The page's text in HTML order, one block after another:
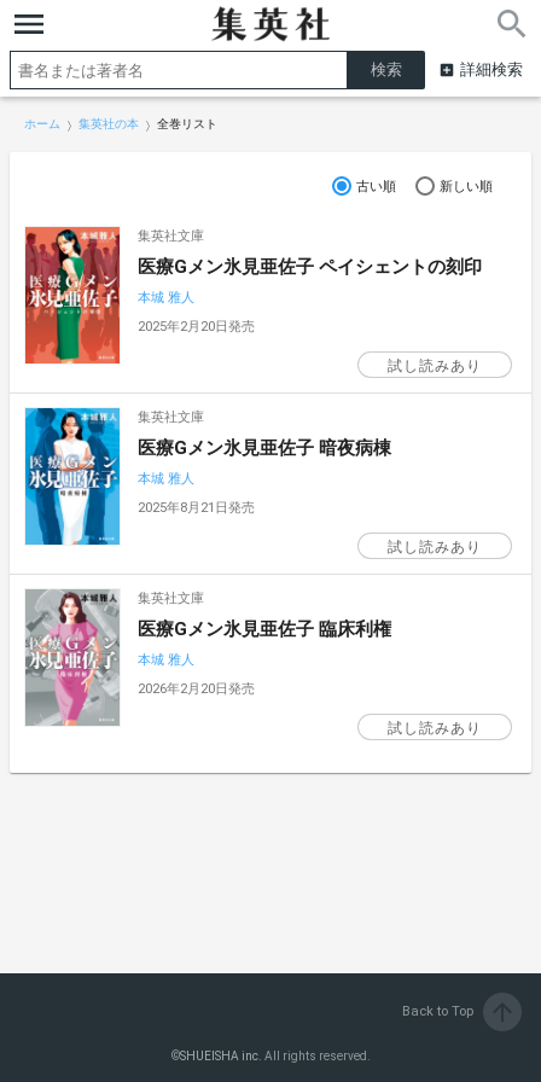
詳細検索
ホーム 集英社の本 全巻リスト
古い順 新しい順
集英社文庫
医療Gメン氷見亜佐子 ペイシェントの刻印
本城 雅人
2025年2月20日発売
試し読みあり
集英社文庫
医療Gメン氷見亜佐子 暗夜病棟
本城 雅人
2025年8月21日発売
試し読みあり
集英社文庫
医療Gメン氷見亜佐子 臨床利権
本城 雅人
2026年2月20日発売
試し読みあり
Back to Top
©SHUEISHA inc. All rights reserved.